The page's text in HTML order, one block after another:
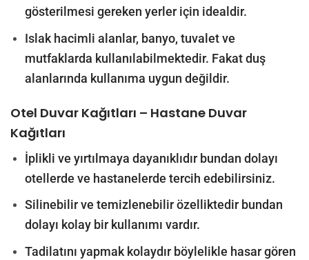
gösterilmesi gereken yerler için idealdir.
Islak hacimli alanlar, banyo, tuvalet ve
mutfaklarda kullanılabilmektedir. Fakat duş
alanlarında kullanıma uygun değildir.
Otel Duvar Kağıtları – Hastane Duvar
Kağıtları
İplikli ve yırtılmaya dayanıklıdır bundan dolayı
otellerde ve hastanelerde tercih edebilirsiniz.
Silinebilir ve temizlenebilir özelliktedir bundan
dolayı kolay bir kullanımı vardır.
Tadilatını yapmak kolaydır böylelikle hasar gören